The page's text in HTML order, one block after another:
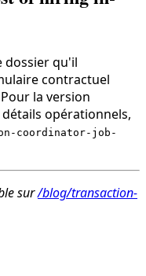
dossier qu'il
contractuel
la version
opérationnels,
coordinator-job-
sur/blog/transaction-